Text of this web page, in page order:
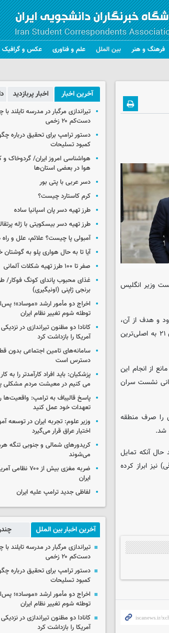
فرهنگ و هنر بین الملل علم و فناوری عکس و گرافیک
وزیر انگلیس
و هدف از آن،
شناخت فرصت‌های پیش رو در منطقه راهبردی ایندوپاسیفیک است که قرار است در قرن ۲۱ به اصلی‌ترین
قرار بود جانسون در ماه میلادی ژانویه به هند سفر کند که شیوع گونه انگلیسی کووید ۱۹ مانع از انجام این
می‌گوید که این سفر پیش از آنکه انگلیس در ژوئن ۲۰۲۲ میزبانی نشست سران
را صرف منطقه
شد.
آنکه تمایل
ابراز کرده
آخرین اخبار اخبار پربازدید
تیراندازی مرگبار در مدرسه‌ تایلند
دست‌کم ۲۰ زخمی
دستور ترامپ برای تحقیق درباره
کمبود تسلیحات
هواشناسی امروز ایران/ گردوخاک
هوا در بعضی استان‌ها
دسر عربی با پتی بور
کرم کاستارد چیست؟
طرز تهیه دسر پان اسپانیا ساده
طرز تهیه دسر بیسکویتی با ژله
آمبولی پا چیست؟ علائم، علل و راه
آیا تا به حال هواری پلو به
صفر تا ۱۰۰ طرز تهیه شکلات آلمانی
غذای محبوب پاندای کونگ فوکار/
برنجی ژاپنی (اونیگیری)
اخراج دو مأمور ارشد «موساد»؛
توطئه شوم تغییر نظام ایران
کانادا دو مظنون تیراندازی در
آمریکا را بازداشت کرد
سامانه‌های تامین اجتماعی بدون
دسترس است
پزشکیان: باید افراد کارآمدتر را به
می کنیم در معیشت مردم مشکلی
پاسخ قالیباف به ترامپ: واقعیت‌ها
تعهدات خود عمل کنید
وزیر علوم: تجربه ایران در توسعه
اختیار عراق قرار می‌گیرد
کریدورهای شمالی و جنوبی تنگه
می‌شوند
ضربه مغزی بیش از
ایران
لفاظی جدید ترامپ علیه ایران
آخرین اخبار بین الملل
تیراندازی مرگبار در مدرسه‌ تایلند
دست‌کم ۲۰ زخمی
دستور ترامپ برای تحقیق درباره
کمبود تسلیحات
اخراج دو مأمور ارشد «موساد»؛
توطئه شوم تغییر نظام ایران
کانادا دو مظنون تیراندازی در
آمریکا را بازداشت کرد